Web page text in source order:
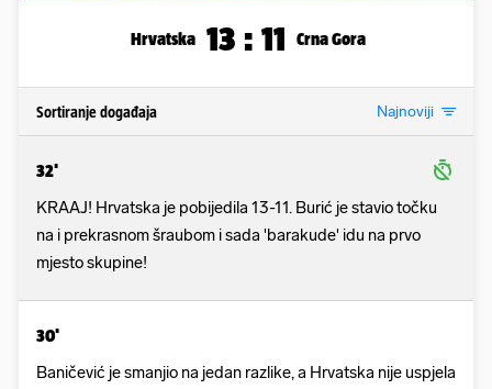
Hrvatska 13 : 11 Crna Gora
Sortiranje događaja Najnoviji
32'
KRAAJ! Hrvatska je pobijedila 13-11. Burić je stavio točku
na i prekrasnom šraubom i sada 'barakude' idu na prvo
mjesto skupine!
30'
Baničević je smanjio na jedan razlike, a Hrvatska nije uspjela